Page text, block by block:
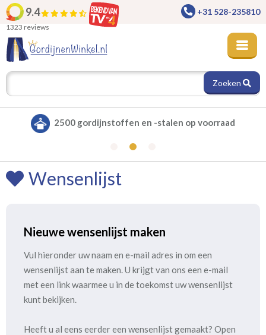
9.4
1323 reviews
+31 528-235810
Zoeken
2500 gordijnstoffen en -stalen op voorraad
Wensenlijst
Nieuwe wensenlijst maken
Vul hieronder uw naam en e-mail adres in om een
wensenlijst aan te maken. U krijgt van ons een e-mail
met een link waarmee u in de toekomst uw wensenlijst
kunt bekijken.
Heeft u al eens eerder een wensenlijst gemaakt? Open